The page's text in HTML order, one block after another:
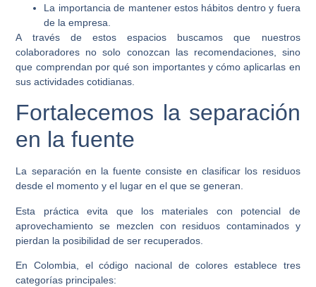
La importancia de mantener estos hábitos dentro y fuera
de la empresa.
A través de estos espacios buscamos que nuestros
colaboradores no solo conozcan las recomendaciones, sino
que comprendan por qué son importantes y cómo aplicarlas en
sus actividades cotidianas.
Fortalecemos la separación
en la fuente
La separación en la fuente consiste en clasificar los residuos
desde el momento y el lugar en el que se generan.
Esta práctica evita que los materiales con potencial de
aprovechamiento se mezclen con residuos contaminados y
pierdan la posibilidad de ser recuperados.
En Colombia, el código nacional de colores establece tres
categorías principales: